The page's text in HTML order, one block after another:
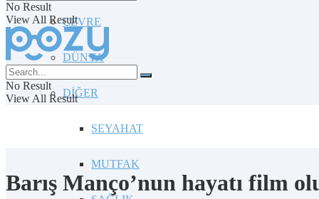
ÇEVRE
DÜNYA
DİĞER
SEYAHAT
MUTFAK
No Result
View All Result
No Result
View All Result
Barış Manço’nun hayatı film